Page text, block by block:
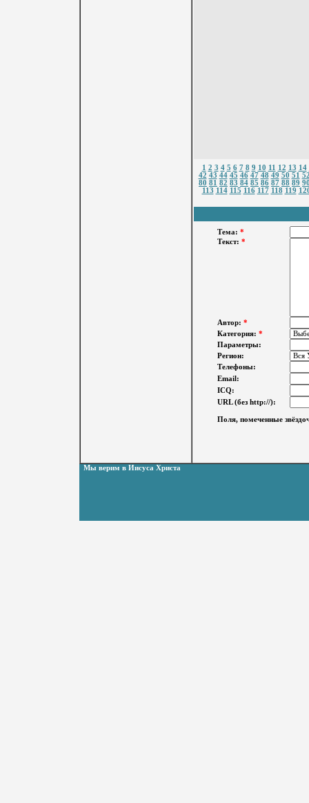
1 2 3 4 5 6 7 8 9 10 11 12 13 14
42 43 44 45 46 47 48 49 50 51
80 81 82 83 84 85 86 87 88 89
113 114 115 116 117 118 119
Тема: *
Текст: *
Автор: *
Категория: *
Параметры:
Регион:
Телефоны:
Email:
ICQ:
URL (без http://):
Поля, помеченные
Мы верим в Иисуса Христа